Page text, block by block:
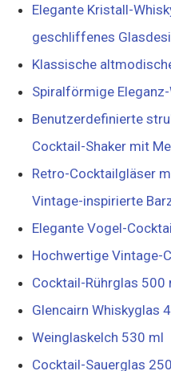
Elegante Kristall-
geschliffenes
Klassische
Spiralförmige
Benutzerdefinierte
Cocktail-Shaker mit
Retro-Cocktailgläser
Vintage-inspirierte
Elegante Vogel-
Hochwertige Vintage-
Cocktail-Rührglas 500
Glencairn Whiskyglas
Weinglaskelch 530 ml
Cocktail-Sauerglas